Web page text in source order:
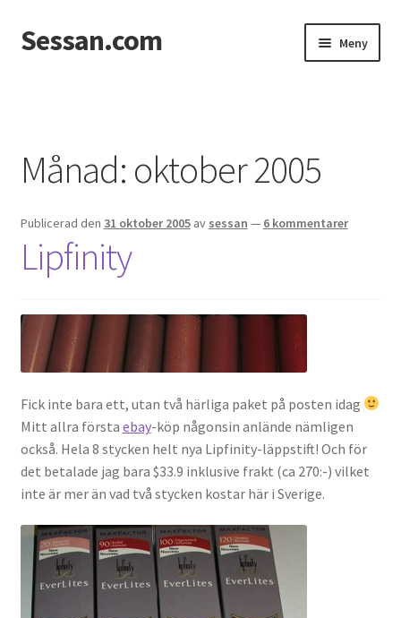
Hoppa
till
Hoppa
till
Sessan.com Meny
Integritetspolicy
Jessicas & Marcus bröllop
Ett helt fantastiskt bröllop!
Förlovning
Från Photoboothet
Gästgalleri
Information
Vigseln: Maria Magdalena Kyrka
Festen: Villa Ludvigsberg
Månad: oktober 2005
Publicerad den 31 oktober 2005 av sessan — 6 kommentarer
Lipfinity
Fick inte bara ett, utan två härliga paket på posten idag
Mitt allra första ebay-köp någonsin anlände nämligen
också. Hela 8 stycken helt nya Lipfinity-läppstift! Och för
det betalade jag bara $33.9 inklusive frakt (ca 270:-) vilket
inte är mer än vad två stycken kostar här i Sverige.